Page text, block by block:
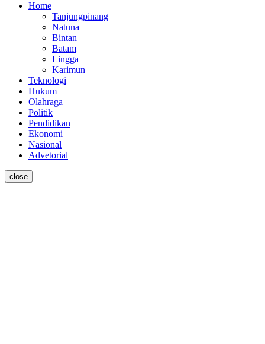
Home
Tanjungpinang
Natuna
Bintan
Batam
Lingga
Karimun
Teknologi
Hukum
Olahraga
Politik
Pendidikan
Ekonomi
Nasional
Advetorial
close